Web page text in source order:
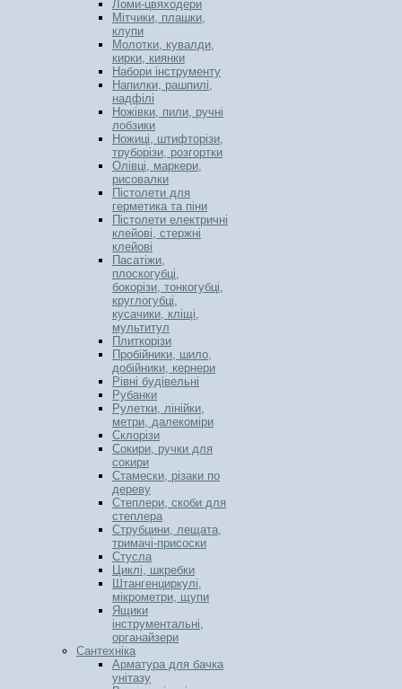
Ломи-цвяходери
Мітчики, плашки,
клупи
Молотки, кувалди,
кирки, киянки
Набори інструменту
Напилки, рашпилі,
надфілі
Ножівки, пили, ручні
лобзики
Ножиці, штифторізи,
труборізи, розгортки
Олівці, маркери,
рисовалки
Пістолети для
герметика та піни
Пістолети електричні
клейові, стержні
клейові
Пасатіжи,
плоскогубці,
бокорізи, тонкогубці,
круглогубці,
кусачики, кліщі,
мультитул
Плиткорізи
Пробійники, шило,
добійники, кернери
Рівні будівельні
Рубанки
Рулетки, лінійки,
метри, далекоміри
Склорізи
Сокири, ручки для
сокири
Стамески, різаки по
дереву
Степлери, скоби для
степлера
Струбцини, лещата,
тримачі-присоски
Стусла
Циклі, шкребки
Штангенциркулі,
мікрометри, щупи
Ящики
інструментальні,
органайзери
Сантехніка
Арматура для бачка
унітазу